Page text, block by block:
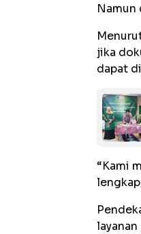
Namun
jika
dapat
“Kami